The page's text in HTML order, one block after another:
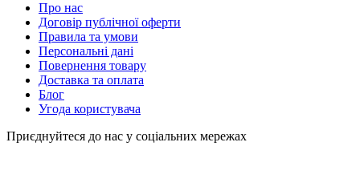
Про нас
Договір публічної оферти
Правила та умови
Персональні дані
Повернення товару
Доставка та оплата
Блог
Угода користувача
Приєднуйтеся до нас у соціальних мережах